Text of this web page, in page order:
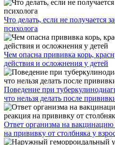
Что делать, если не получается
психолога
Чем опасна прививка корь,
действия и осложнения у детей
Поведение при
что нельзя делать после
Ответ организма на
на прививку от столбняка у